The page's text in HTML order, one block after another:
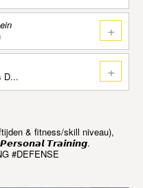
+
D...
+
& fitness/skill niveau),
𝙏𝙧𝙖𝙞𝙣𝙞𝙣𝙜.
#DEFENSE